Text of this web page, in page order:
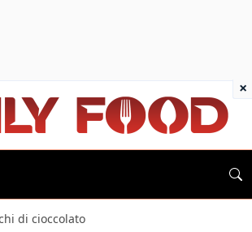
di cioccolato
×